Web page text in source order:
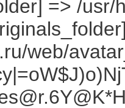
=> /
web/